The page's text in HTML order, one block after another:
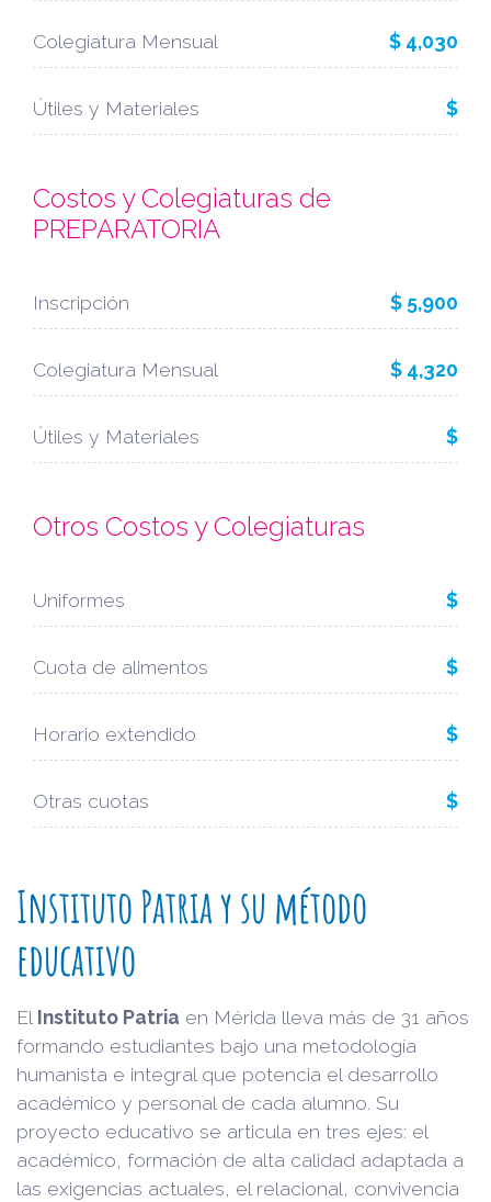
Colegiatura Mensual $ 4,030
Útiles y Materiales $
Costos y Colegiaturas de
PREPARATORIA
Inscripción $ 5,900
Colegiatura Mensual $ 4,320
Útiles y Materiales $
Otros Costos y Colegiaturas
Uniformes $
Cuota de alimentos $
Horario extendido $
Otras cuotas $
Instituto Patria y su método
educativo
El Instituto Patria en Mérida lleva más de 31 años
formando estudiantes bajo una metodología
humanista e integral que potencia el desarrollo
académico y personal de cada alumno. Su
proyecto educativo se articula en tres ejes: el
académico, formación de alta calidad adaptada a
las exigencias actuales, el relacional, convivencia